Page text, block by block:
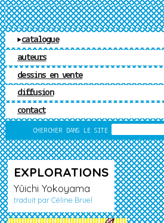
ÉDITIONS MATIÈRE
catalogue
auteurs
dessins en vente
diffusion
contact
CHERCHER DANS LE SITE
EXPLORATIONS
Yûichi Yokoyama
traduit par Céline Bruel